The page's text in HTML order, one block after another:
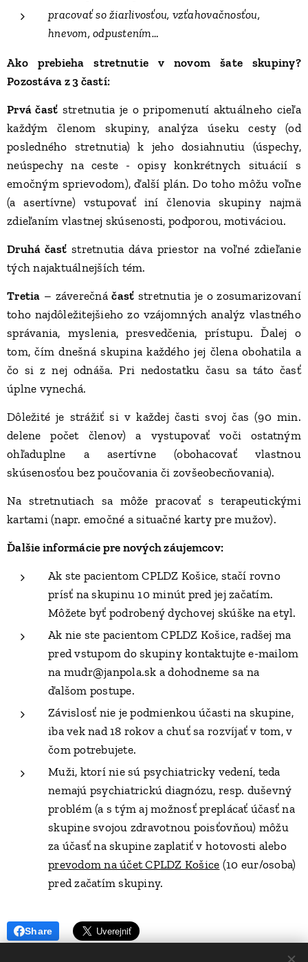
pracovať so žiarlivosťou, vzťahovačnosťou,
hnevom, odpustením…
Ako prebieha stretnutie v novom šate skupiny?
Pozostáva z 3 častí:
Prvá časť stretnutia je o pripomenutí aktuálneho cieľa
každým členom skupiny, analýza úseku cesty (od
posledného stretnutia) k jeho dosiahnutiu (úspechy,
neúspechy na ceste - opisy konkrétnych situácií s
emočným sprievodom), ďalší plán. Do toho môžu voľne
(a asertívne) vstupovať iní členovia skupiny najmä
zdieľaním vlastnej skúsenosti, podporou, motiváciou.
Druhá časť stretnutia dáva priestor na voľné zdieľanie
tých najaktuálnejších tém.
Tretia – záverečnáčasť stretnutia je o zosumarizovaní
toho najdôležitejšieho zo vzájomných analýz vlastného
správania, myslenia, presvedčenia, prístupu. Ďalej o
tom, čím dnešná skupina každého jej člena obohatila a
čo si z nej odnáša. Pri nedostatku času sa táto časť
úplne vynechá.
Dôležité je strážiť si v každej časti svoj čas (90 min.
delene počet členov) a vystupovať voči ostatným
ohľaduplne a asertívne (obohacovať vlastnou
skúsenosťou bez poučovania či zovšeobecňovania).
Na stretnutiach sa môže pracovať s terapeutickými
kartami (napr. emočné a situačné karty pre mužov).
Ďalšie informácie pre nových záujemcov:
Ak ste pacientom CPLDZ Košice, stačí rovno
prísť na skupinu 10 minút pred jej začatím.
Môžete byť podrobený dychovej skúške na etyl.
Ak nie ste pacientom CPLDZ Košice, radšej ma
pred vstupom do skupiny kontaktujte e-mailom
na mudr@janpola.sk a dohodneme sa na
ďalšom postupe.
Závislosť nie je podmienkou účasti na skupine,
iba vek nad 18 rokov a chuť sa rozvíjať v tom, v
čom potrebujete.
Muži, ktorí nie sú psychiatricky vedení, teda
nemajú psychiatrickú diagnózu, resp. duševný
problém (a s tým aj možnosť preplácať účasť na
skupine svojou zdravotnou poisťovňou) môžu
za účasť na skupine zaplatiť v hotovosti alebo
prevodom na účet CPLDZ Košice (10 eur/osoba)
pred začatím skupiny.
Share